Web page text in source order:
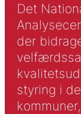
Det
der
styring i